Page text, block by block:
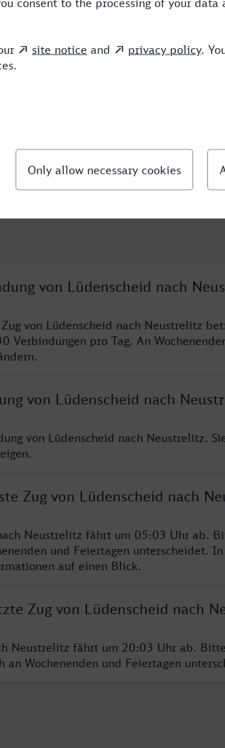
3
von Lüdenscheid nach
von Lüdenscheid nach Neustrelitz
Verbindungen pro Tag. An
von Lüdenscheid nach
von Lüdenscheid nach Neustrelitz.
Zug von Lüdenscheid nach
Neustrelitz fährt um 05:03 Uhr ab.
und Feiertagen unterscheidet.
auf einen Blick.
Zug von Lüdenscheid nach
Neustrelitz fährt um 20:03 Uhr ab.
an Wochenenden und Feiertagen